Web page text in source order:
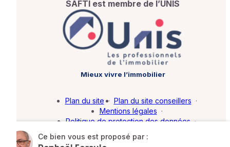
Ce bien vous est proposé par :
SAFTI est membre de l’UNIS
Mieux vivre l’immobilier
Plan du site · Plan du site conseillers ·
Mentions légales ·
Politique de protection des données ·